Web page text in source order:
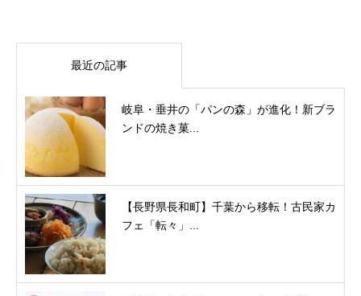
最近の記事
岐阜・垂井の「パンの森」が進化！新ブラ
ンドの焼き菓...
【長野県長和町】千葉から移転！古民家カ
フェ「転々」...